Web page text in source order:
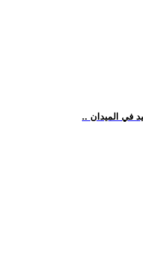
في الميدان